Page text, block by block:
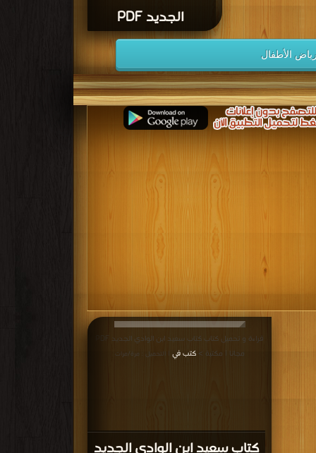
الجديد PDF
الأطفال
مجانا | مكتبة >كتب في | التحميل : مرة/مرات